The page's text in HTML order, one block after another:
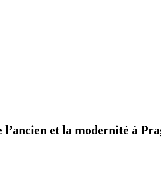
et la modernité à